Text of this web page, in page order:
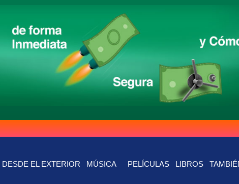
DESDE EL EXTERIOR MÚSICA PELÍCULAS LIBROS